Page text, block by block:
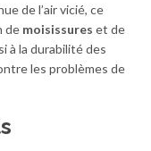
de l’air vicié, ce
de moisissures et de
à la durabilité des
les problèmes de